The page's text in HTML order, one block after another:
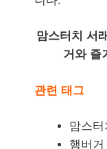
맘스터치 서
거와 즐
관련 태그
맘스터
햄버거